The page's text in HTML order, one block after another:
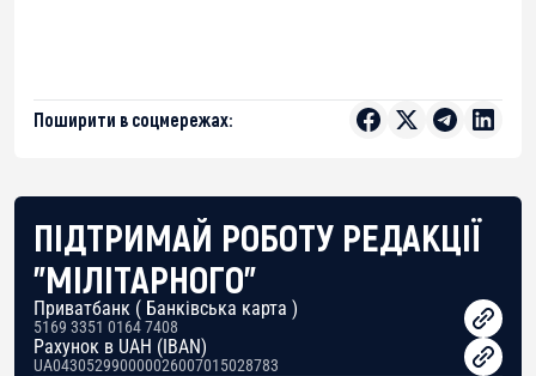
Поширити в соцмережах:
ПІДТРИМАЙ РОБОТУ РЕДАКЦІЇ
"МІЛІТАРНОГО"
Приватбанк ( Банківська карта )
5169 3351 0164 7408
Рахунок в UAH (IBAN)
UA043052990000026007015028783